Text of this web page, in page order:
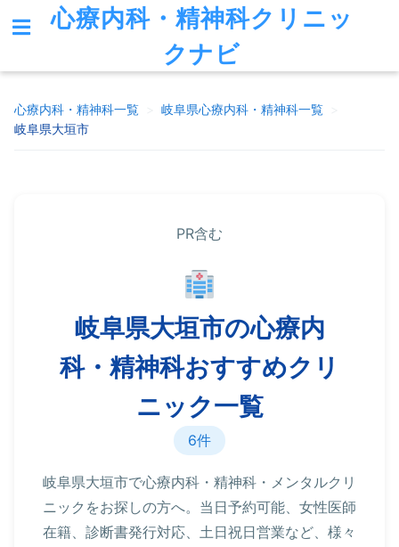
心療内科・精神科クリニッ
クナビ
心療内科・精神科一覧 岐阜県心療内科・精神科一覧
岐阜県大垣市
PR含む
岐阜県大垣市の心療内
科・精神科おすすめクリ
ニック一覧
6件
岐阜県大垣市で心療内科・精神科・メンタルクリ
ニックをお探しの方へ。当日予約可能、女性医師
在籍、診断書発行対応、土日祝日営業など、様々